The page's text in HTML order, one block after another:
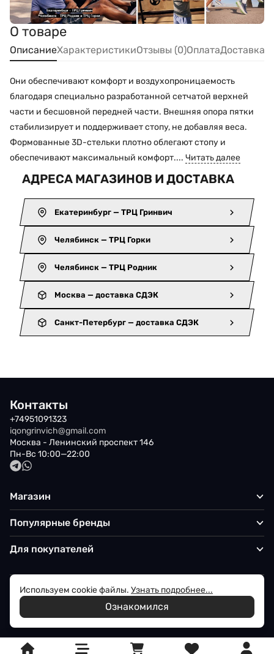
О товаре
ОписаниеХарактеристикиОтзывы (0)ОплатаДоставка
Они обеспечивают комфорт и воздухопроницаемость
благодаря специально разработанной сетчатой верхней
части и бесшовной передней части. Внешняя опора пятки
стабилизирует и поддерживает стопу, не добавляя веса.
Формованные 3D-стельки плотно облегают стопу и
обеспечивают максимальный комфорт.... Читать далее
АДРЕСА МАГАЗИНОВ И ДОСТАВКА
Екатеринбург — ТРЦ Гринвич
Челябинск — ТРЦ Горки
Челябинск — ТРЦ Родник
Москва — доставка СДЭК
Санкт-Петербург — доставка СДЭК
Контакты
+74951091323
iqongrinvich@gmail.com
Москва - Ленинский проспект 146
Пн-Вс 10:00—22:00
Магазин
Популярные бренды
Для покупателей
© 2026 Iqon - Магазин вашего стиля
Политика обработки персональных данных
Используем cookie файлы. Узнать подробнее...
Ознакомился